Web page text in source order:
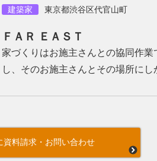
建築家 東京都渋谷区代官山町
ＦＡＲ ＥＡＳＴ
家づくりはお施主さんとの協同作業
し、そのお施主さんとその場所に
資料請求・お問い合わせ